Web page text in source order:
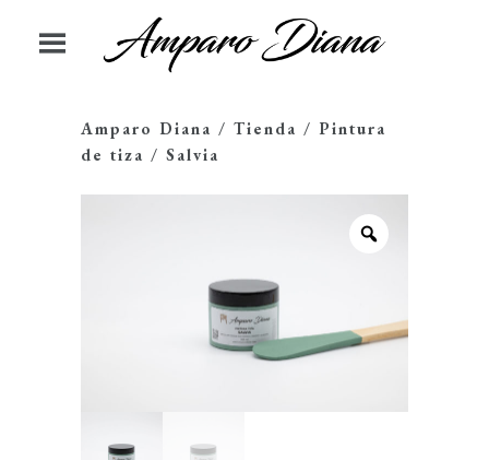
Amparo Diana / Tienda / Pintura
de tiza / Salvia